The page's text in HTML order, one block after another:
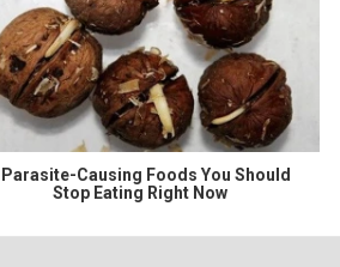
Causing Foods You Should
Stop Eating Right Now